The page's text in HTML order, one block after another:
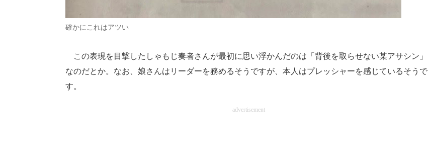
確かにこれはアツい
この表現を目撃したしゃもじ奏者さんが最初に思い浮かんだのは「背後を取らせない某アサシン」
なのだとか。なお、娘さんはリーダーを務めるそうですが、本人はプレッシャーを感じているそうで
す。
advertisement